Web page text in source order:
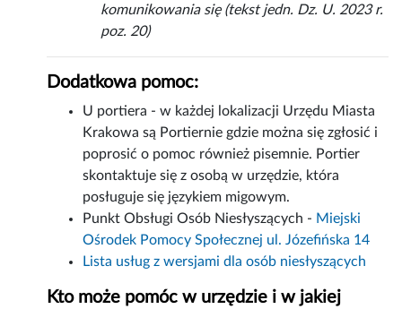
komunikowania się (tekst jedn. Dz. U. 2023 r.
poz. 20)
Dodatkowa pomoc:
U portiera - w każdej lokalizacji Urzędu Miasta
Krakowa są Portiernie gdzie można się zgłosić i
poprosić o pomoc również pisemnie. Portier
skontaktuje się z osobą w urzędzie, która
posługuje się językiem migowym.
Punkt Obsługi Osób Niesłyszących - Miejski
Ośrodek Pomocy Społecznej ul. Józefińska 14
Lista usług z wersjami dla osób niesłyszących
Kto może pomóc w urzędzie i w jakiej